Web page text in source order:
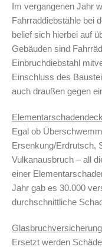
Im vergangenen Jahr
Fahrraddiebstähle bei
belief sich hierbei auf
Gebäuden sind
Einbruchdiebstahl
Einschluss des
auch draußen gegen
Egal ob
Ersenkung/Erdrutsch,
Vulkanausbruch – all
einer
Jahr gab es 30.000
durchschnittliche
Ersetzt werden